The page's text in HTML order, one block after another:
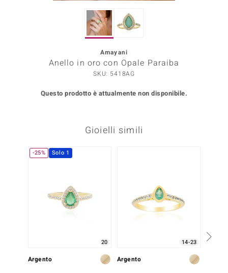
SELECTION
Amayani
Anello in oro con Opale Paraiba
SKU: 5418AG
Questo prodotto è attualmente non disponibile.
Gioielli simili
-25% Solo 1
20
Argento
14-23
Argento